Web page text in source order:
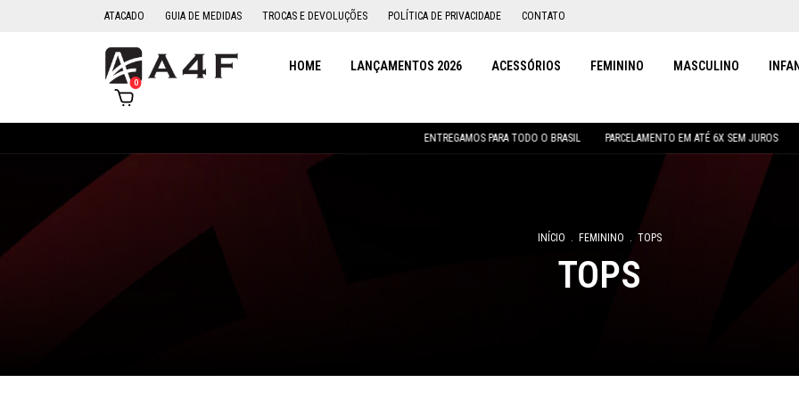
ATACADO GUIA DE MEDIDAS TROCAS E DEVOLUÇÕES POLÍTICA DE PRIVACIDADE CONTATO
HOME LANÇAMENTOS 2026 ACESSÓRIOS FEMININO MASCULINO
0
ENTREGAMOS PARA TODO O BRASIL PARCELAMENTO EM ATÉ 6X SEM JUROS
INÍCIO . FEMININO . TOPS
TOPS